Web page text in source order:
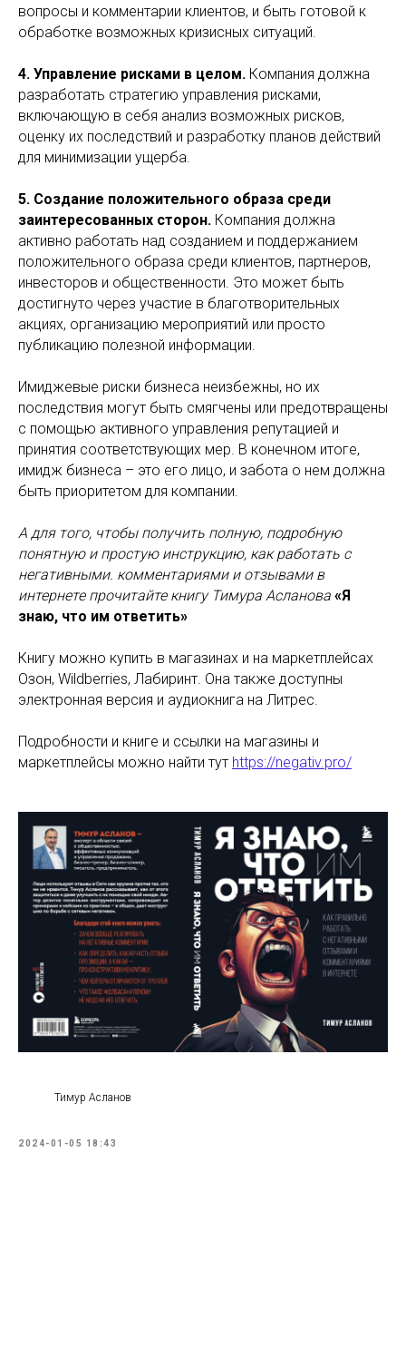
вопросы и комментарии клиентов, и быть готовой к
обработке возможных кризисных ситуаций.
4. Управление рисками в целом. Компания должна
разработать стратегию управления рисками,
включающую в себя анализ возможных рисков,
оценку их последствий и разработку планов действий
для минимизации ущерба.
5. Создание положительного образа среди
заинтересованных сторон. Компания должна
активно работать над созданием и поддержанием
положительного образа среди клиентов, партнеров,
инвесторов и общественности. Это может быть
достигнуто через участие в благотворительных
акциях, организацию мероприятий или просто
публикацию полезной информации.
Имиджевые риски бизнеса неизбежны, но их
последствия могут быть смягчены или предотвращены
с помощью активного управления репутацией и
принятия соответствующих мер. В конечном итоге,
имидж бизнеса – это его лицо, и забота о нем должна
быть приоритетом для компании.
А для того, чтобы получить полную, подробную
понятную и простую инструкцию, как работать с
негативными. комментариями и отзывами в
интернете прочитайте книгу Тимура Асланова «Я
знаю, что им ответить»
Книгу можно купить в магазинах и на маркетплейсах
Озон, Wildberries, Лабиринт. Она также доступны
электронная версия и аудиокнига на Литрес.
Подробности и книге и ссылки на магазины и
маркетплейсы можно найти тут https://negativ.pro/
Тимур Асланов
2024-01-05 18:43
Главная О книге
Купить книгу
Я знаю, что
им ответить
Книга Тимура Асланова
Купить книгу